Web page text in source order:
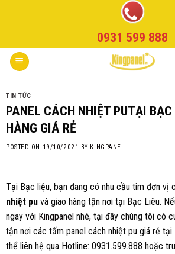
0931 599 888
TIN TỨC
PANEL CÁCH NHIỆT PUTẠI
HÀNG GIÁ RẺ
POSTED ON 19/10/2021 BY KINGPANEL
Tại Bạc liệu, bạn đang có nhu cầu tim đơn vị
nhiệt pu và giao hàng tận nơi tại Bạc Liêu.
ngay với Kingpanel nhé, tại đây chúng tôi có
tận nơi các tấm panel cách nhiệt pu giá rẻ tại
thể liên hệ qua Hotline: 0931.599.888 hoặc